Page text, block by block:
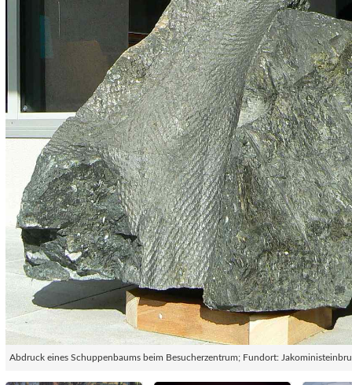
Abdruck eines Schuppenbaums beim Besucherzentrum; Fundort: